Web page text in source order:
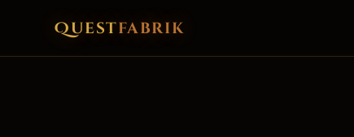
Questfabrik